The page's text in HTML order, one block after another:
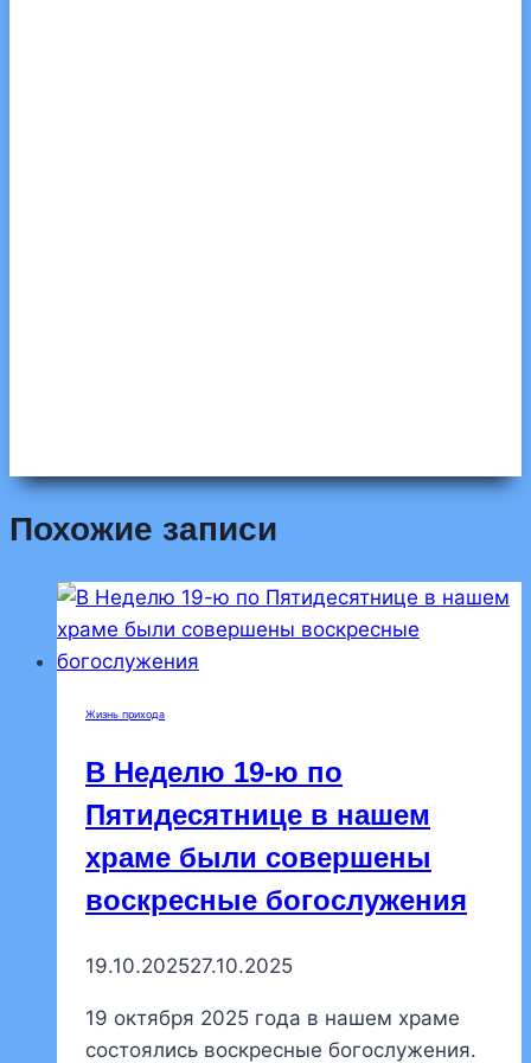
Похожие записи
Жизнь прихода
В Неделю 19-ю по
Пятидесятнице в нашем
храме были совершены
воскресные богослужения
19.10.202527.10.2025
19 октября 2025 года в нашем храме
состоялись воскресные богослужения.